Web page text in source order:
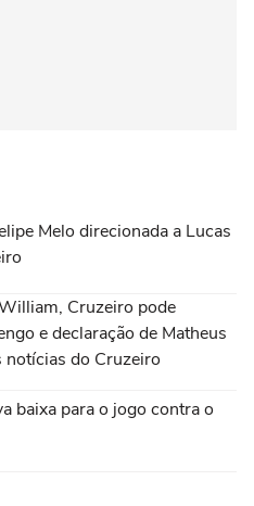
Melo direcionada a Lucas
Cruzeiro pode
e declaração de Matheus
notícias do Cruzeiro
baixa para o jogo contra o